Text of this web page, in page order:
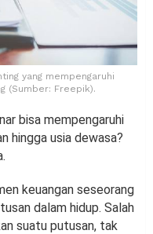
yang mempengaruhi
(Sumber: Freepik).
bisa mempengaruhi
hingga usia dewasa?
keuangan seseorang
dalam hidup. Salah
suatu putusan, tak